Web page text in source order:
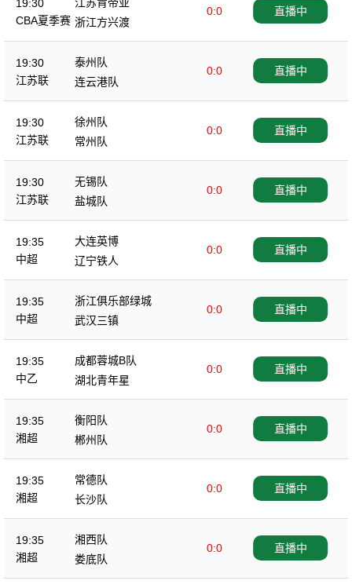
19:30
CBA夏季赛
0:0
浙江方兴渡
直播中
19:30
江苏联
泰州队
0:0
连云港队
直播中
19:30
江苏联
徐州队
0:0
常州队
直播中
19:30
江苏联
无锡队
0:0
盐城队
直播中
19:35
中超
大连英博
0:0
辽宁铁人
直播中
19:35
中超
浙江俱乐部绿城
0:0
武汉三镇
直播中
19:35
中乙
成都蓉城B队
0:0
湖北青年星
直播中
19:35
湘超
衡阳队
0:0
郴州队
直播中
19:35
湘超
常德队
0:0
长沙队
直播中
19:35
湘超
湘西队
0:0
娄底队
直播中